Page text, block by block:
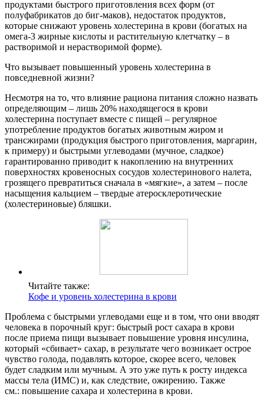
продуктами быстрого приготовления всех форм (от
полуфабрикатов до биг-маков), недостаток продуктов,
которые снижают уровень холестерина в крови (богатых на
омега-3 жирные кислоты и растительную клетчатку – в
растворимой и нерастворимой форме).
Что вызывает повышенный уровень холестерина в
повседневной жизни?
Несмотря на то, что влияние рациона питания сложно назвать
определяющим – лишь 20% находящегося в крови
холестерина поступает вместе с пищей – регулярное
употребление продуктов богатых животным жиром и
трансжирами (продукция быстрого приготовления, маргарин,
к примеру) и быстрыми углеводами (мучное, сладкое)
гарантированно приводит к накоплению на внутренних
поверхностях кровеносных сосудов холестеринового налета,
грозящего превратиться сначала в «мягкие», а затем – после
насыщения кальцием – твердые атеросклеротические
(холестериновые) бляшки.
Читайте также:
Кофе и уровень холестерина в крови
Проблема с быстрыми углеводами еще и в том, что они вводят
человека в порочный круг: быстрый рост сахара в крови
после приема пищи вызывает повышение уровня инсулина,
который «сбивает» сахар, в результате чего возникает острое
чувство голода, подавлять которое, скорее всего, человек
будет сладким или мучным. А это уже путь к росту индекса
массы тела (ИМС) и, как следствие, ожирению. Также
см.: повышение сахара и холестерина в крови.